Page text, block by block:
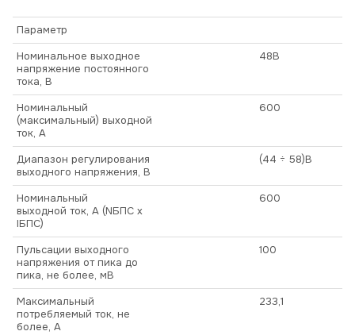
Параметр
Номинальное выходное
напряжение постоянного
тока, В
48В
Номинальный
(максимальный) выходной
ток, А
600
Диапазон регулирования
выходного напряжения, В
(44 ÷ 58)В
Номинальный
выходной ток, А (NБПС х
IБПС)
600
Пульсации выходного
напряжения от пика до
пика, не более, мВ
100
Максимальный
потребляемый ток, не
более, А
233,1